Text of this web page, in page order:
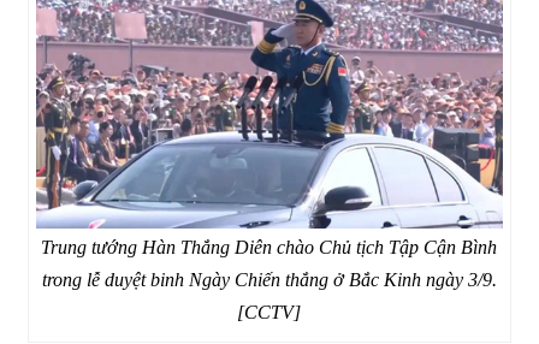
Trung tướng Hàn Thắng Diên chào Chủ tịch Tập Cận Bình
trong lễ duyệt binh Ngày Chiến thắng ở Bắc Kinh ngày 3/9.
[CCTV]